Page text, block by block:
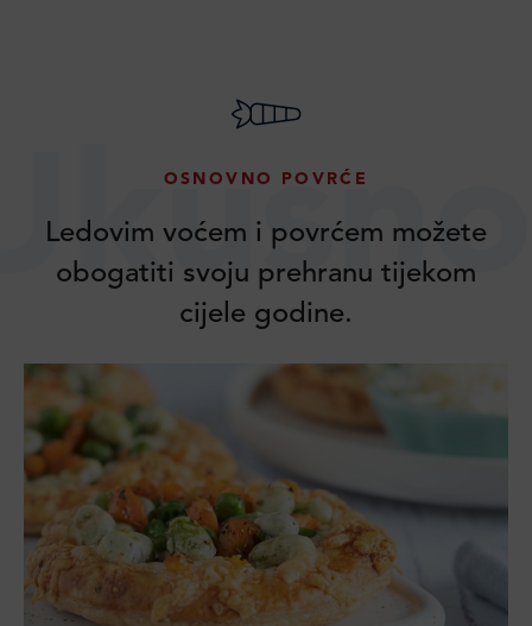
OSNOVNO POVRĆE
Ledovim voćem i povrćem možete
obogatiti svoju prehranu tijekom
cijele godine.